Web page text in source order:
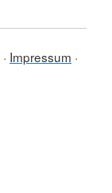
Impressum